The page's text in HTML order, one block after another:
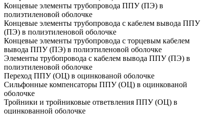
Концевые элементы трубопровода ППУ (ПЭ) в
полиэтиленовой оболочке
Концевые элементы трубопровода с кабелем вывода ППУ
(ПЭ) в полиэтиленовой оболочке
Концевые элементы трубопровода с торцевым кабелем
вывода ППУ (ПЭ) в полиэтиленовой оболочке
Элементы трубопровода с кабелем вывода ППУ (ПЭ) в
полиэтиленовой оболочке
Переход ППУ (ОЦ) в оцинкованой оболочке
Сильфонные компенсаторы ППУ (ОЦ) в оцинкованой
оболочке
Тройники и тройниковые ответвления ППУ (ОЦ) в
оцинкованной оболочке